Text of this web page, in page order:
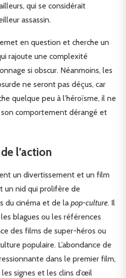
qui se considérait
assassin.
en question et cherche un
rajoute une complexité
si obscur. Néanmoins, les
ne seront pas déçus, car
quelque peu à l’héroïsme, il ne
son comportement dérangé et
l’action
un divertissement et un film
un nid qui prolifère de
du cinéma et de la pop-culture. Il
blagues ou les références
des films de super-héros ou
populaire. L’abondance de
dans le premier film,
signes et les clins d’œil